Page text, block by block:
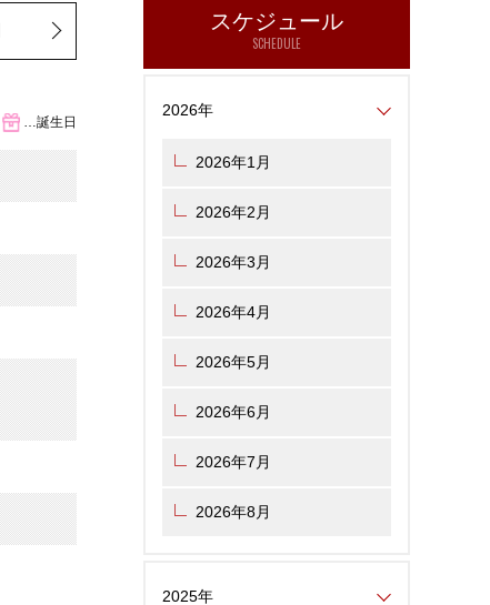
…誕生日
スケジュール
SCHEDULE
2026年
2026年1月
2026年2月
2026年3月
2026年4月
2026年5月
2026年6月
2026年7月
2026年8月
2025年